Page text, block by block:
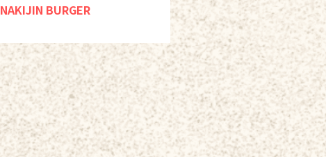
NAKIJIN BURGER